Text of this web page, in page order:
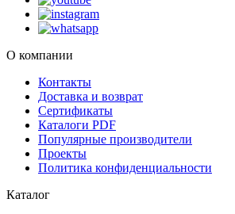
О компании
Контакты
Доставка и возврат
Сертификаты
Каталоги PDF
Популярные производители
Проекты
Политика конфиденциальности
Каталог